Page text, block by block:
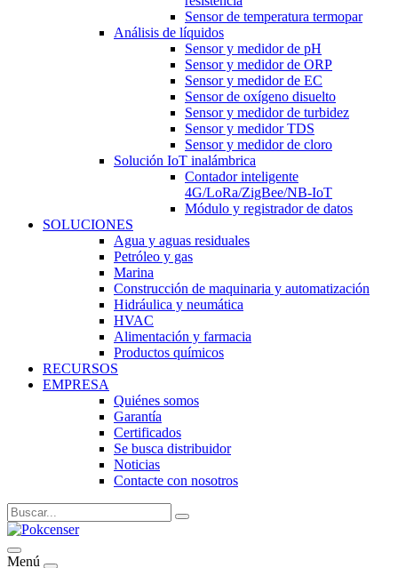
Sensor de temperatura termopar
Análisis de líquidos
Sensor y medidor de pH
Sensor y medidor de ORP
Sensor y medidor de EC
Sensor de oxígeno disuelto
Sensor y medidor de turbidez
Sensor y medidor TDS
Sensor y medidor de cloro
Solución IoT inalámbrica
Contador inteligente
4G/LoRa/ZigBee/NB-IoT
Módulo y registrador de datos
SOLUCIONES
Agua y aguas residuales
Petróleo y gas
Marina
Construcción de maquinaria y automatización
Hidráulica y neumática
HVAC
Alimentación y farmacia
Productos químicos
RECURSOS
EMPRESA
Quiénes somos
Garantía
Certificados
Se busca distribuidor
Noticias
Contacte con nosotros
Menú